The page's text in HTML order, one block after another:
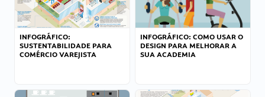
INFOGRÁFICO:
SUSTENTABILIDADE PARA
COMÉRCIO VAREJISTA
INFOGRÁFICO: COMO USAR O
DESIGN PARA MELHORAR A
SUA ACADEMIA